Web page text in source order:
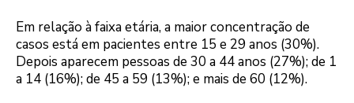
Em relação à faixa etária, a maior concentração de
casos está em pacientes entre 15 e 29 anos (30%).
Depois aparecem pessoas de 30 a 44 anos (27%); de 1
a 14 (16%); de 45 a 59 (13%); e mais de 60 (12%).